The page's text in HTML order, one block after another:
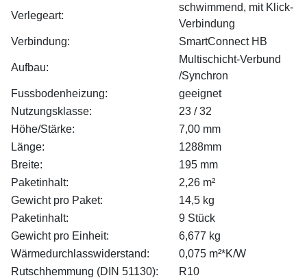
Verlegeart:
schwimmend, mit Klick-
Verbindung
Verbindung:
SmartConnect HB
Aufbau:
Multischicht-Verbund
/Synchron
Fussbodenheizung:
geeignet
Nutzungsklasse:
23 / 32
Höhe/Stärke:
7,00 mm
Länge:
1288mm
Breite:
195 mm
Paketinhalt:
2,26 m²
Gewicht pro Paket:
14,5 kg
Paketinhalt:
9 Stück
Gewicht pro Einheit:
6,677 kg
Wärmedurchlasswiderstand:
0,075 m²*K/W
Rutschhemmung (DIN 51130):
R10